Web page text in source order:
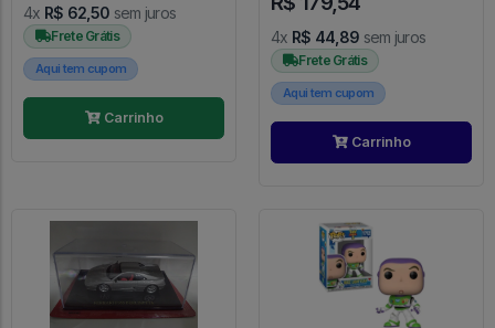
4x R$ 62,50 sem juros
Frete Grátis
Aqui tem cupom
Carrinho
4x R$ 44,89 sem juros
Frete Grátis
Aqui tem cupom
Carrinho